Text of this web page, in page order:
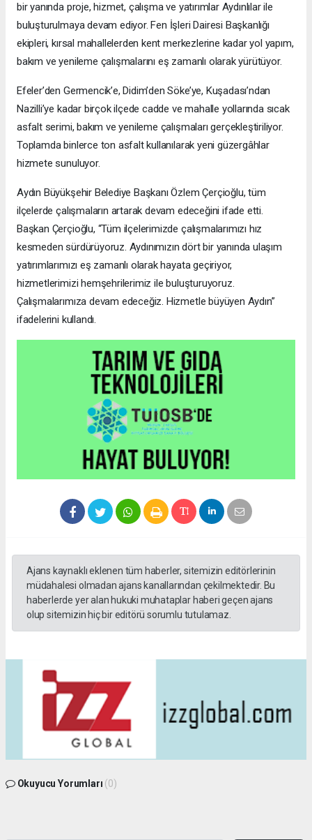
bir yanında proje, hizmet, çalışma ve yatırımlar Aydınlılar ile
buluşturulmaya devam ediyor. Fen İşleri Dairesi Başkanlığı
ekipleri, kırsal mahallelerden kent merkezlerine kadar yol yapım,
bakım ve yenileme çalışmalarını eş zamanlı olarak yürütüyor.
Efeler’den Germencik’e, Didim’den Söke’ye, Kuşadası’ndan
Nazilli’ye kadar birçok ilçede cadde ve mahalle yollarında sıcak
asfalt serimi, bakım ve yenileme çalışmaları gerçekleştiriliyor.
Toplamda binlerce ton asfalt kullanılarak yeni güzergâhlar
hizmete sunuluyor.
Aydın Büyükşehir Belediye Başkanı Özlem Çerçioğlu, tüm
ilçelerde çalışmaların artarak devam edeceğini ifade etti.
Başkan Çerçioğlu, “Tüm ilçelerimizde çalışmalarımızı hız
kesmeden sürdürüyoruz. Aydınımızın dört bir yanında ulaşım
yatırımlarımızı eş zamanlı olarak hayata geçiriyor,
hizmetlerimizi hemşehrilerimiz ile buluşturuyoruz.
Çalışmalarımıza devam edeceğiz. Hizmetle büyüyen Aydın”
ifadelerini kullandı.
Ajans kaynaklı eklenen tüm haberler, sitemizin editörlerinin
müdahalesi olmadan ajans kanallarından çekilmektedir. Bu
haberlerde yer alan hukuki muhataplar haberi geçen ajans
olup sitemizin hiç bir editörü sorumlu tutulamaz.
Okuyucu Yorumları (0)